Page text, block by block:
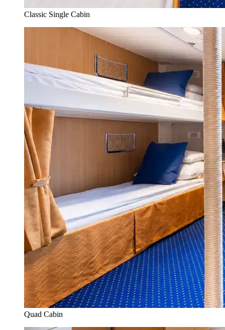
Classic Single Cabin
Quad Cabin